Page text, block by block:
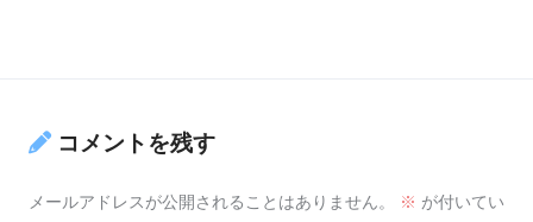
コメントを残す
メールアドレスが公開されることはありません。 ※ が付いてい